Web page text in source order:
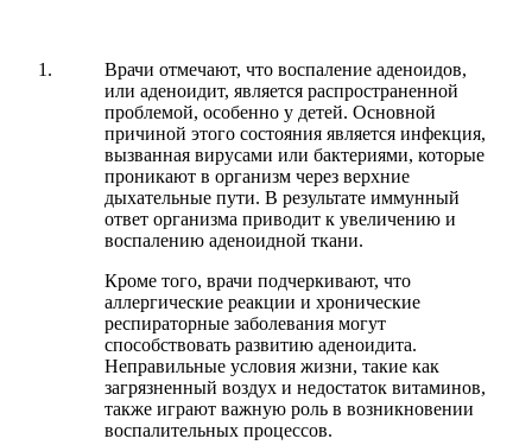
Врачи отмечают, что воспаление аденоидов,
или аденоидит, является распространенной
проблемой, особенно у детей. Основной
причиной этого состояния является инфекция,
вызванная вирусами или бактериями, которые
проникают в организм через верхние
дыхательные пути. В результате иммунный
ответ организма приводит к увеличению и
воспалению аденоидной ткани.
Кроме того, врачи подчеркивают, что
аллергические реакции и хронические
респираторные заболевания могут
способствовать развитию аденоидита.
Неправильные условия жизни, такие как
загрязненный воздух и недостаток витаминов,
также играют важную роль в возникновении
воспалительных процессов.